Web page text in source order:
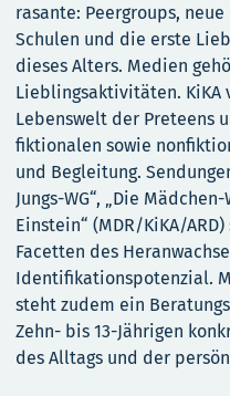
rasante: Peergroups,
Schulen und die erste
dieses Alters. Medien
Lieblingsaktivitäten. KiKA
Lebenswelt der Preteens
fiktionalen sowie
und Begleitung.
Jungs-WG“, „Die
Einstein“ (MDR/KiKA/
Facetten des
Identifikationspotenzial.
steht zudem ein
Zehn- bis 13-Jährigen
des Alltags und der